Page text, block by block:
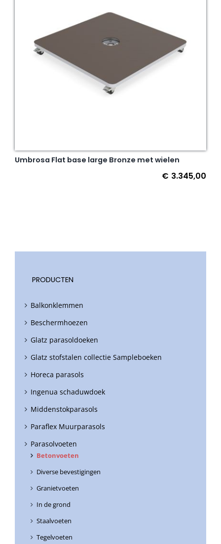
Umbrosa Flat base large Bronze met wielen
€ 3.345,00
PRODUCTEN
Balkonklemmen
Beschermhoezen
Glatz parasoldoeken
Glatz stofstalen collectie Sampleboeken
Horeca parasols
Ingenua schaduwdoek
Middenstokparasols
Paraflex Muurparasols
Parasolvoeten
Betonvoeten
Diverse bevestigingen
Granietvoeten
In de grond
Staalvoeten
Tegelvoeten